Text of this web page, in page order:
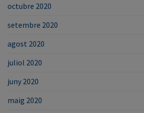
octubre 2020
setembre 2020
agost 2020
juliol 2020
juny 2020
maig 2020